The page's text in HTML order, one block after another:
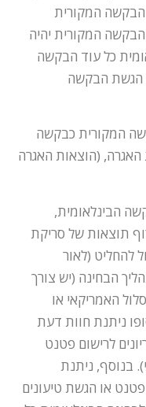
הבקשה המקורית
המקורית יהיה
כל עוד הבקשה
חודשים מיום הגשת הבקשה
המקורית כבקשה
(הוצאות האגרה
הבקשה הבינלאומית,
תוצאות של סריקת
להחליט (לאור
הבחינה (יש צורך
של $700 לפי המסלול האמריקאי או
ניתנת חוות דעת
לרישום פטנט
בנוסף, ניתנת
או הגשת טיעונים